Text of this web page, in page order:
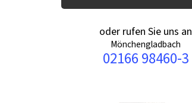
oder rufen Sie uns an
Mönchengladbach
02166 98460-3